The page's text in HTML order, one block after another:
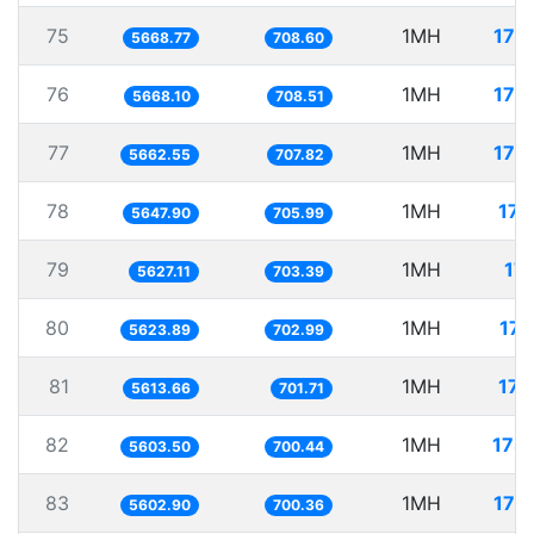
75 5668.77 708.60 1MH
76 5668.10 708.51 1MH
77 5662.55 707.82 1MH
78 5647.90 705.99 1MH
79 5627.11 703.39 1MH
80 5623.89 702.99 1MH
81 5613.66 701.71 1MH
82 5603.50 700.44 1MH
83 5602.90 700.36 1MH